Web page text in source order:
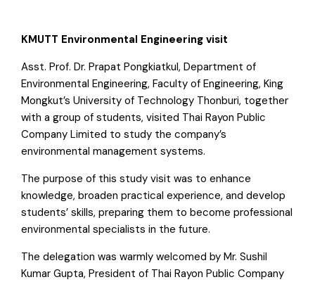
KMUTT Environmental Engineering visit
Asst. Prof. Dr. Prapat Pongkiatkul, Department of
Environmental Engineering, Faculty of Engineering, King
Mongkut’s University of Technology Thonburi, together
with a group of students, visited Thai Rayon Public
Company Limited to study the company’s
environmental management systems.
The purpose of this study visit was to enhance
knowledge, broaden practical experience, and develop
students’ skills, preparing them to become professional
environmental specialists in the future.
The delegation was warmly welcomed by Mr. Sushil
Kumar Gupta, President of Thai Rayon Public Company